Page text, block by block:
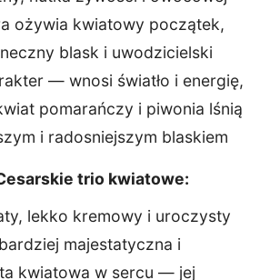
ożywia kwiatowy początek,
blask i uwodzicielski
— wnosi światło i energię,
pomarańczy i piwonia lśnią
i radosniejszym blaskiem
trio kwiatowe:
lekko kremowy i uroczysty
majestatyczna i
kwiatowa w sercu — jej